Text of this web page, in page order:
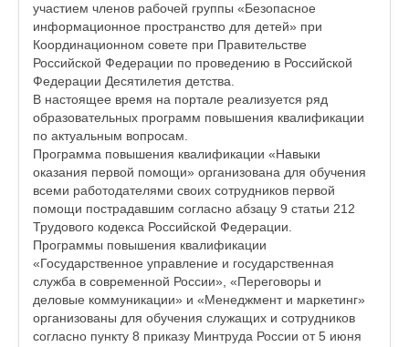
участием членов рабочей группы «Безопасное
информационное пространство для детей» при
Координационном совете при Правительстве
Российской Федерации по проведению в Российской
Федерации Десятилетия детства.
В настоящее время на портале реализуется ряд
образовательных программ повышения квалификации
по актуальным вопросам.
Программа повышения квалификации «Навыки
оказания первой помощи» организована для обучения
всеми работодателями своих сотрудников первой
помощи пострадавшим согласно абзацу 9 статьи 212
Трудового кодекса Российской Федерации.
Программы повышения квалификации
«Государственное управление и государственная
служба в современной России», «Переговоры и
деловые коммуникации» и «Менеджмент и маркетинг»
организованы для обучения служащих и сотрудников
согласно пункту 8 приказу Минтруда России от 5 июня